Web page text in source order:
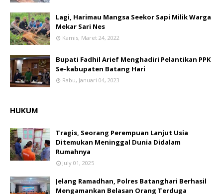
Lagi, Harimau Mangsa Seekor Sapi Milik Warga
Mekar Sari Nes
Kamis, Maret 24, 2022
Bupati Fadhil Arief Menghadiri Pelantikan PPK
Se-kabupaten Batang Hari
Rabu, Januari 04, 2023
HUKUM
Tragis, Seorang Perempuan Lanjut Usia
Ditemukan Meninggal Dunia Didalam
Rumahnya
July 01, 2025
Jelang Ramadhan, Polres Batanghari Berhasil
Mengamankan Belasan Orang Terduga